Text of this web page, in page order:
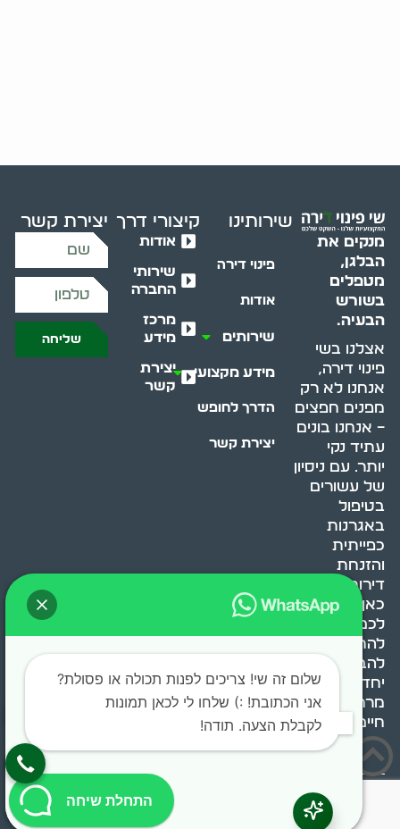
מנקים את
הבלגן,
מטפלים
בשורש
הבעיה.
אצלנו בשי
פינוי דירה,
אנחנו לא רק
מפנים חפצים
– אנחנו בונים
עתיד נקי
יותר. עם ניסיון
של עשורים
בטיפול
באגרנות
כפייתית
והזנחת
דירות, אנחנו
כאן כדי לעזור
לכם
להתמודד,
להבין ולשנות.
יחד, ניצור
מרחב
חיים בריא ומאוזן.
שירותינו
פינוי דירה
אודות
שירותים
מידע מקצועי
הדרך לחופש
יצירת קשר
קיצורי דרך
אודות
שירותי
החברה
מרכז
מידע
יצירת
קשר
יצירת קשר
שליחה
הזכויות שמורות.
שלום זה שי! צריכים לפנות תכולה או פסולת?
אני הכתובת! :) שלחו לי לכאן תמונות
לקבלת הצעה. תודה!
התחלת שיחה